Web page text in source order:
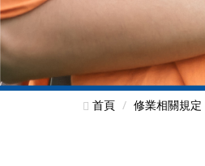
首頁 修業相關規定